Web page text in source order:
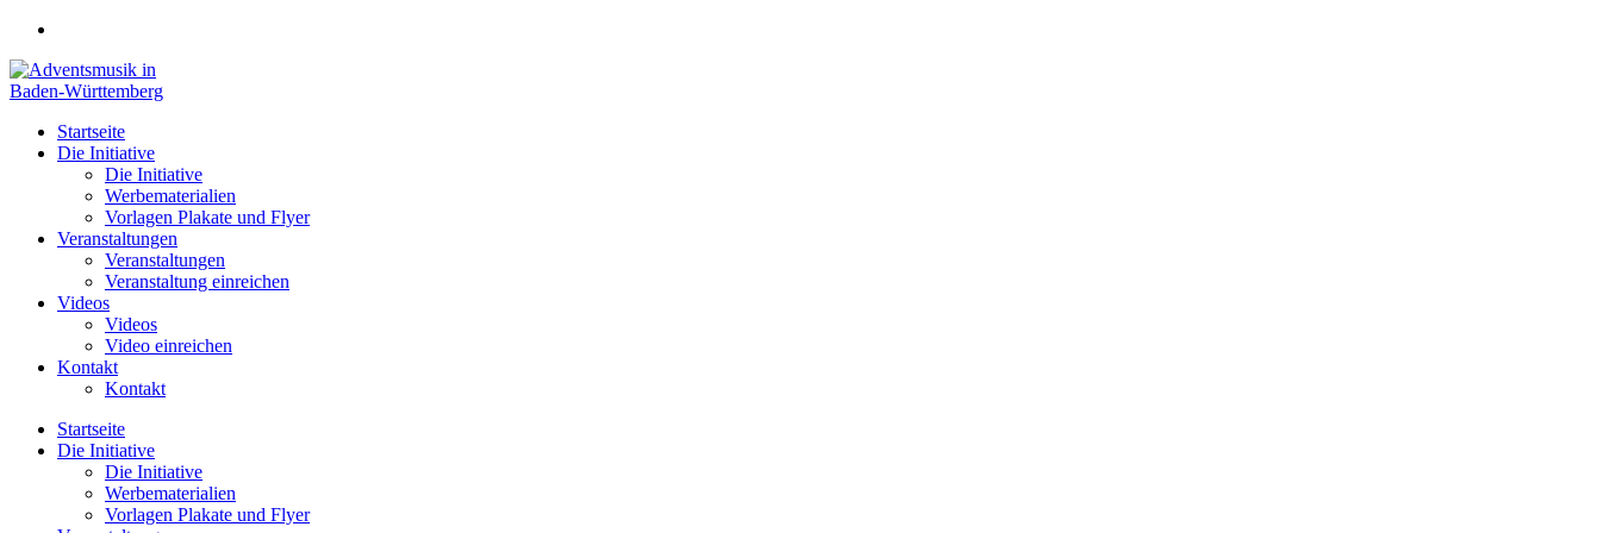
Zum
springen
Startseite
Die Initiative
Die Initiative
Werbematerialien
Vorlagen Plakate und Flyer
Veranstaltungen
Veranstaltungen
Veranstaltung einreichen
Videos
Videos
Video einreichen
Kontakt
Kontakt
Startseite
Die Initiative
Die Initiative
Werbematerialien
Vorlagen Plakate und Flyer